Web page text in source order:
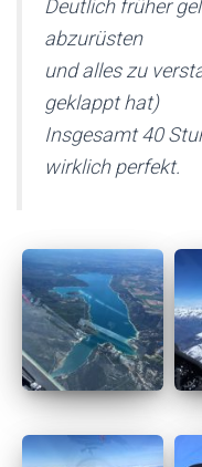
Deutlich früher
abzurüsten
und alles zu
geklappt hat)
Insgesamt 40
wirklich perfekt.